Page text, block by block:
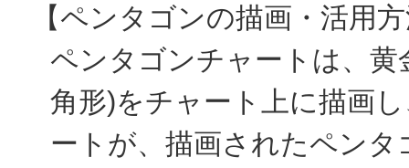
【ペンタゴンの描画・活用
ペンタゴンチャートは、
角形)をチャート上に描画
ートが、描画されたペン